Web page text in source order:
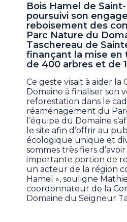
Bois Hamel de
poursuivi son
reboisement des
Parc Nature du
Taschereau de
finançant la mise en
de 400 arbres et de
Ce geste visait à aider la
Domaine à finaliser son
reforestation dans le
réaménagement du
l’équipe du Domaine
le site afin d’offrir au
écologique unique et
sommes très fiers
importante portion de
un acteur de la région
Hamel », souligne
coordonnateur de la
Domaine du Seigneur